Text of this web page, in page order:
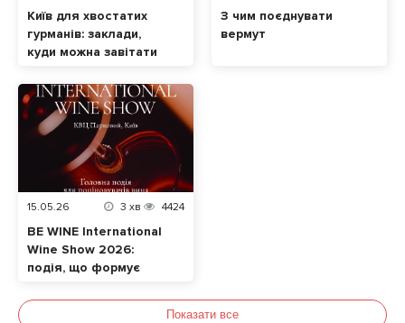
Київ для хвостатих
гурманів: заклади,
куди можна завітати
улюбленцем
З чим поєднувати
вермут
15.05.26 3 хв 4424
BE WINE International
Wine Show 2026:
подія, що формує
культуру в Україні
Показати все